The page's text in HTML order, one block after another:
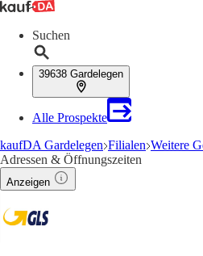
Suchen
39638 Gardelegen
Alle Prospekte
kaufDA Gardelegen Filialen Weitere
Adressen & Öffnungszeiten
Anzeigen